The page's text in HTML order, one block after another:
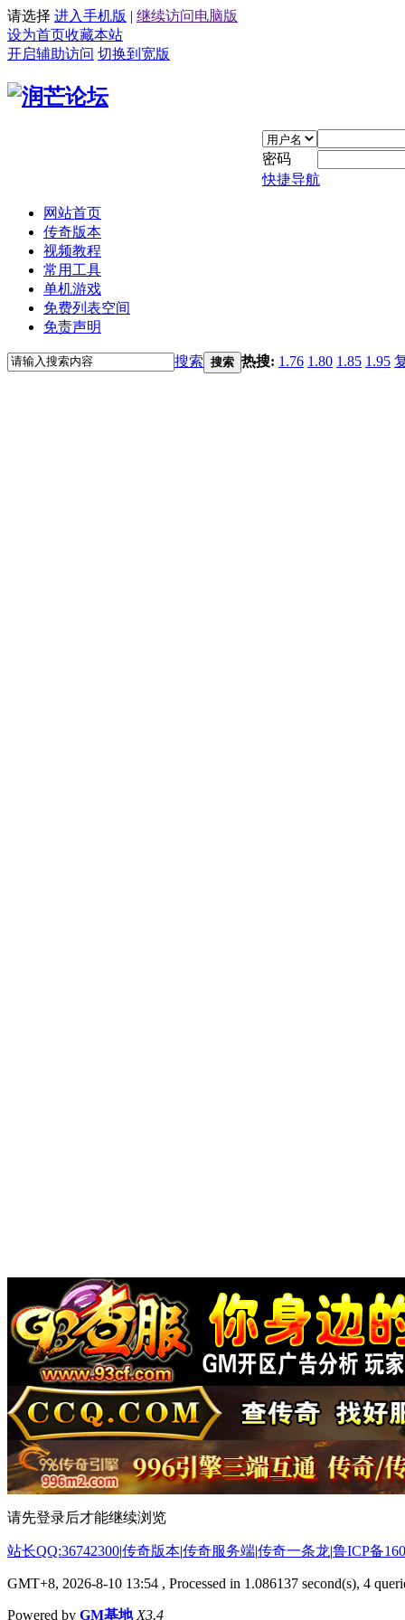
请选择 进入手机版 | 继续访问电脑版
设为首页收藏本站
开启辅助访问 切换到宽版
密码
快捷导航
网站首页
传奇版本
视频教程
常用工具
单机游戏
免费列表空间
免责声明
搜索 搜索 热搜: 1.76 1.80 1.85 1.95
请先登录后才能继续浏览
站长QQ:36742300|传奇版本|传奇服务端|传奇一条龙|鲁ICP备
GMT+8, 2026-8-10 13:54 , Processed in 1.086137 second(s), 4
Powered by GM基地 X3.4